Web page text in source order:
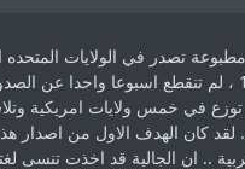
تصدر في الولايات المتحده
عام 1993 ، لم ‏تنقطع اسبوعا واحدا عن
توزع في خمس ولايات امريكية
لقد كان الهدف الاول من اصدار
.. ان الجالية قد اخذت ‏تنسى